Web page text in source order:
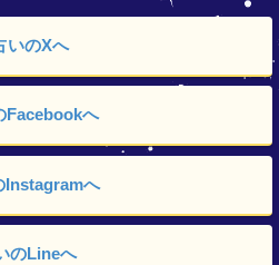
いのXへ
Facebookへ
Instagramへ
のLineへ